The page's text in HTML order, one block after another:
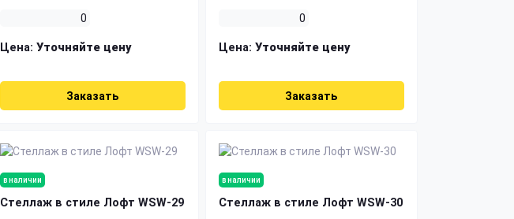
0
Цена: Уточняйте цену
Заказать
0
Цена: Уточняйте цену
Заказать
в наличии
Стеллаж в стиле Лофт WSW-29
в наличии
Стеллаж в стиле Лофт WSW-30